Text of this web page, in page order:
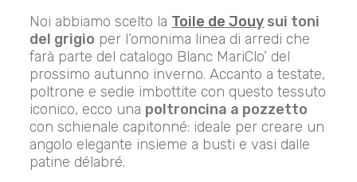
Noi abbiamo scelto la Toile de Jouy sui toni
del grigio per l’omonima linea di arredi che
farà parte del catalogo Blanc MariClo’ del
prossimo autunno inverno. Accanto a testate,
poltrone e sedie imbottite con questo tessuto
iconico, ecco una poltroncina a pozzetto
con schienale capitonné: ideale per creare un
angolo elegante insieme a busti e vasi dalle
patine délabré.